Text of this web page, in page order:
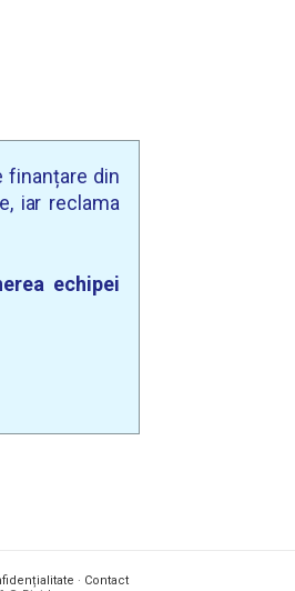
finanțare din
iar reclama
echipei
· Contact